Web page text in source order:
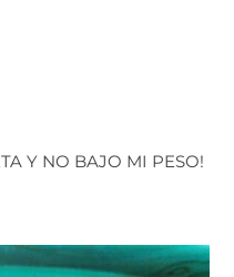
Y NO BAJO MI PESO!